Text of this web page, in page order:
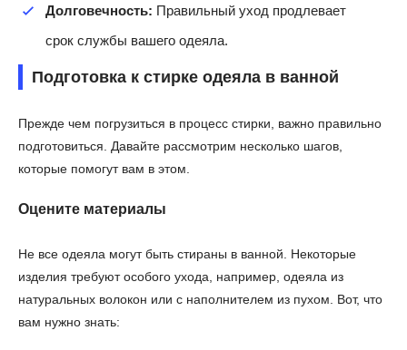
Долговечность: Правильный уход продлевает
срок службы вашего одеяла.
Подготовка к стирке одеяла в ванной
Прежде чем погрузиться в процесс стирки, важно правильно
подготовиться. Давайте рассмотрим несколько шагов,
которые помогут вам в этом.
Оцените материалы
Не все одеяла могут быть стираны в ванной. Некоторые
изделия требуют особого ухода, например, одеяла из
натуральных волокон или с наполнителем из пухом. Вот, что
вам нужно знать: